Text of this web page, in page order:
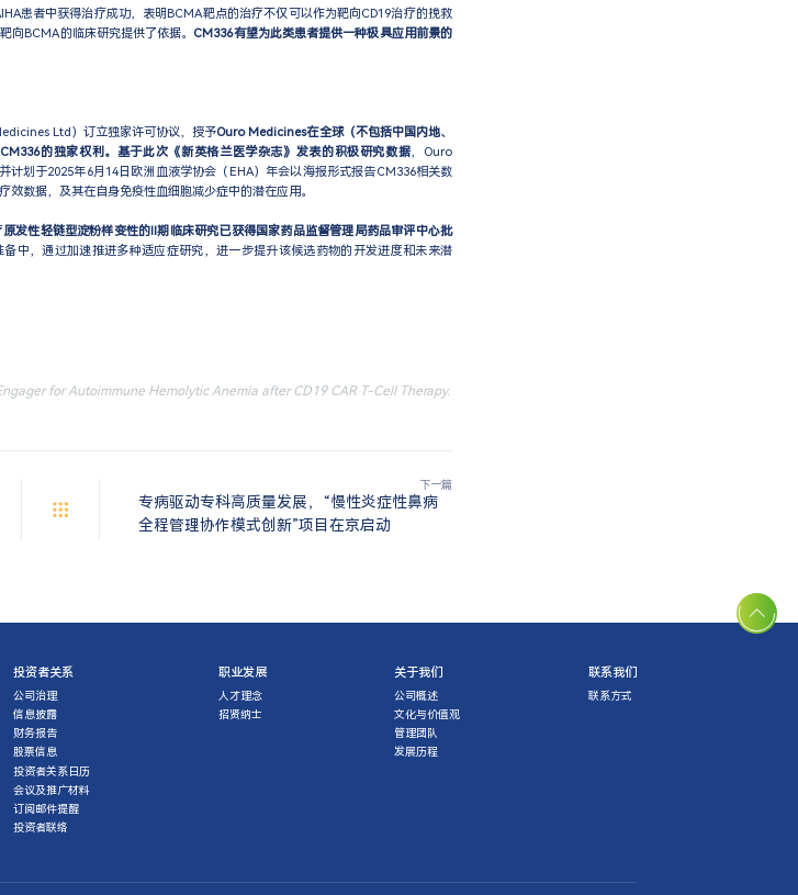
患者中获得治疗成功，表明BCMA靶点的治疗不仅可以作为靶向CD19治疗的挽救
向BCMA的临床研究提供了依据。 CM336有望为此类患者提供一种极具应用前景的
Ltd）订立独家许可协议，授予Ouro Medicines在全球（不包括中国内地、
的独家权利。基于此次《新英格兰医学杂志》发表的积极研究数据，Ouro
划于2025年6月14日欧洲血液学协会（EHA）年会以海报形式报告CM336相关数
数据，及其在自身免疫性血细胞减少症中的潜在应用。
原发性轻链型淀粉样变性的II期临床研究已获得国家药品监督管理局药品审评中心批
中，通过加速推进多种适应症研究，进一步提升该候选药物的开发进度和未来潜
for Autoimmune Hemolytic Anemia after CD19 CAR T-Cell Therapy.
下一篇
专病驱动专科高质量发展，“慢性炎症性鼻病
全程管理协作模式创新”项目在京启动
投资者关系
公司治理
信息披露
财务报告
股票信息
投资者关系日历
会议及推广材料
订阅邮件提醒
投资者联络
职业发展
人才理念
招贤纳士
关于我们
公司概述
文化与价值观
管理团队
发展历程
联系我们
联系方式